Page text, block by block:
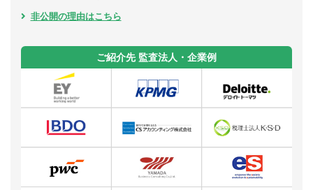
非公開の理由はこちら
ご紹介先 監査法人・企業例